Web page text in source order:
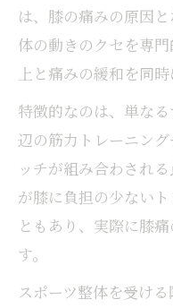
は、膝の痛みの原因
体の動きのクセを専
上と痛みの緩和を同時
特徴的なのは、単な
辺の筋力トレーニン
ッチが組み合わされ
が膝に負担の少ない
ともあり、実際に膝
す。
スポーツ整体を受け